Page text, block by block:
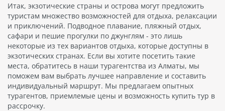
Итак, экзотические страны и острова могут предложить
туристам множество возможностей для отдыха, релаксации
и приключений. Подводное плавание, пляжный отдых,
сафари и пешие прогулки по джунглям - это лишь
некоторые из тех вариантов отдыха, которые доступны в
экзотических странах. Если вы хотите посетить такие
места, обратитесь в наши турагентства из Алматы, мы
поможем вам выбрать лучшее направление и составить
индивидуальный маршрут. Мы предлагаем опытных
турагентов, приемлемые цены и возможность купить тур в
рассрочку.